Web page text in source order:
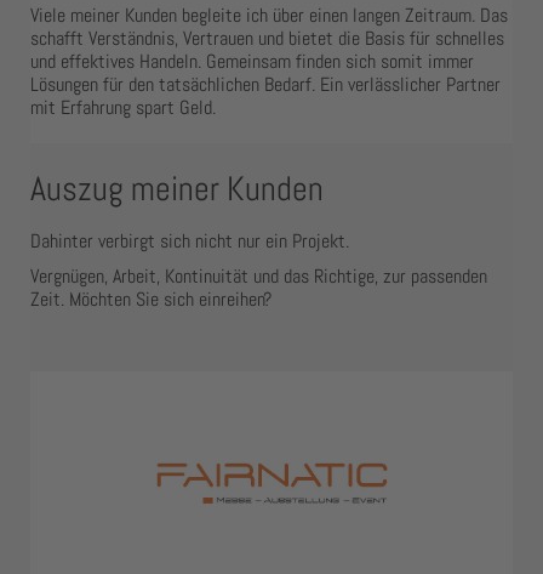
Viele meiner Kunden begleite ich über einen langen Zeitraum. Das
schafft Verständnis, Vertrauen und bietet die Basis für schnelles
und effektives Handeln. Gemeinsam finden sich somit immer
Lösungen für den tatsächlichen Bedarf. Ein verlässlicher Partner
mit Erfahrung spart Geld.
Auszug meiner Kunden
Dahinter verbirgt sich nicht nur ein Projekt.
Vergnügen, Arbeit, Kontinuität und das Richtige, zur passenden
Zeit. Möchten Sie sich einreihen?